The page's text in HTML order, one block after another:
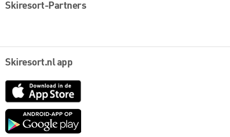
Skiresort-Partners
Skiresort.nl app
App
Google